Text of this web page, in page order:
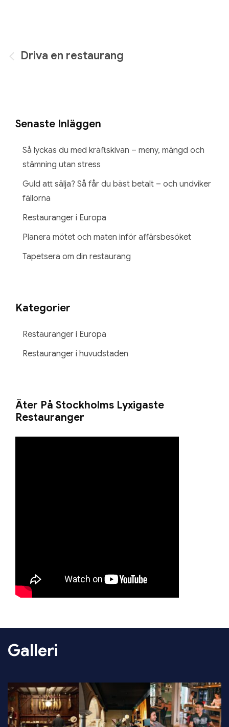
Inläggsnavigering
Driva en restaurang
Senaste Inläggen
Så lyckas du med kräftskivan – meny, mängd och
stämning utan stress
Guld att sälja? Så får du bäst betalt – och undviker
fällorna
Restauranger i Europa
Planera mötet och maten inför affärsbesöket
Tapetsera om din restaurang
Kategorier
Restauranger i Europa
Restauranger i huvudstaden
Äter På Stockholms Lyxigaste
Restauranger
Galleri